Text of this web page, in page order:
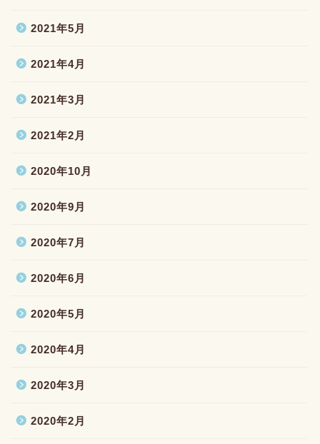
2021年5月
2021年4月
2021年3月
2021年2月
2020年10月
2020年9月
2020年7月
2020年6月
2020年5月
2020年4月
2020年3月
2020年2月